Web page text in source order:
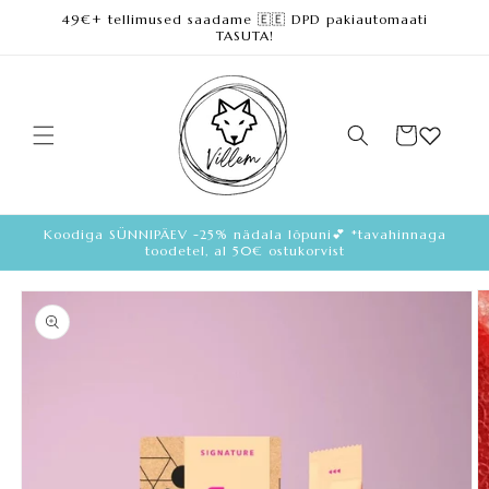
Loe lisa
49€+ tellimused saadame 🇪🇪 DPD pakiautomaati
TASUTA!
Ostukorv
Koodiga SÜNNIPÄEV -25% nädala lõpuni💕 *tavahinnaga
toodetel, al 50€ ostukorvist
Loe
toote
kohta